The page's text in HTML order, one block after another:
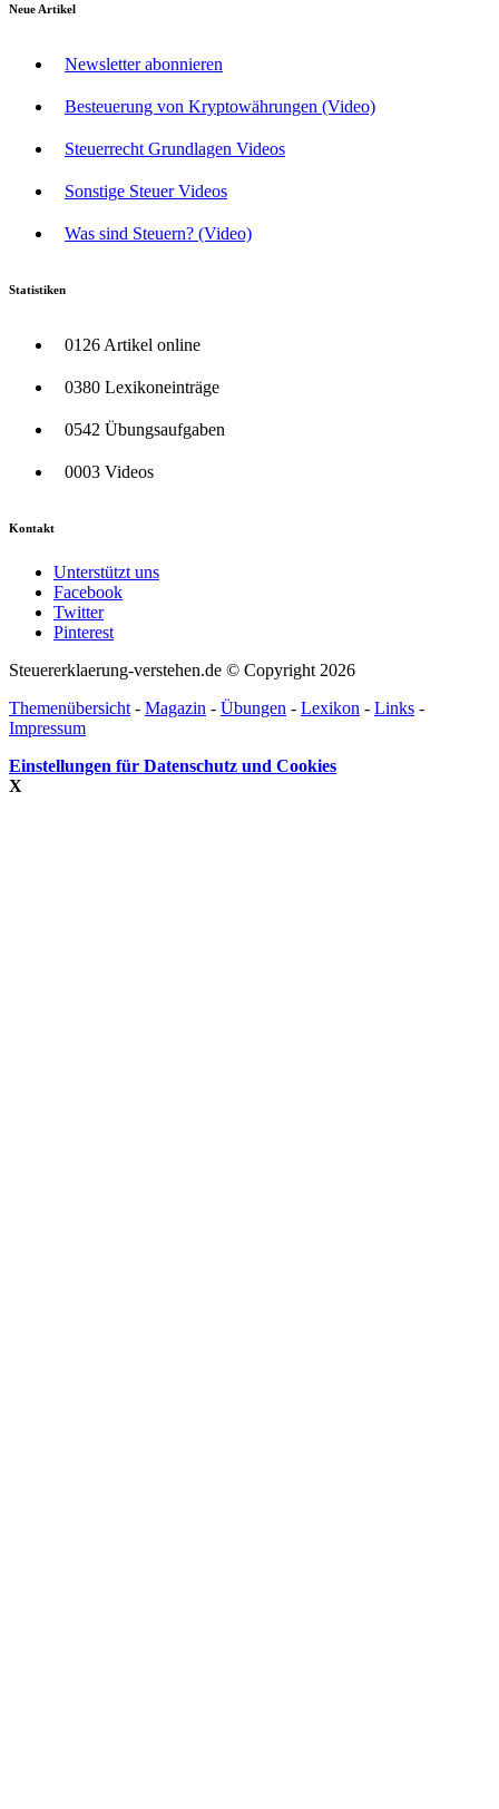
Neue Artikel
Newsletter abonnieren
Besteuerung von Kryptowährungen (Video)
Steuerrecht Grundlagen Videos
Sonstige Steuer Videos
Was sind Steuern? (Video)
Statistiken
0126 Artikel online
0380 Lexikoneinträge
0542 Übungsaufgaben
0003 Videos
Kontakt
Unterstützt uns
Facebook
Twitter
Pinterest
Steuererklaerung-verstehen.de © Copyright 2026
Themenübersicht - Magazin - Übungen - Lexikon - Links -
Impressum
Einstellungen für Datenschutz und Cookies
X